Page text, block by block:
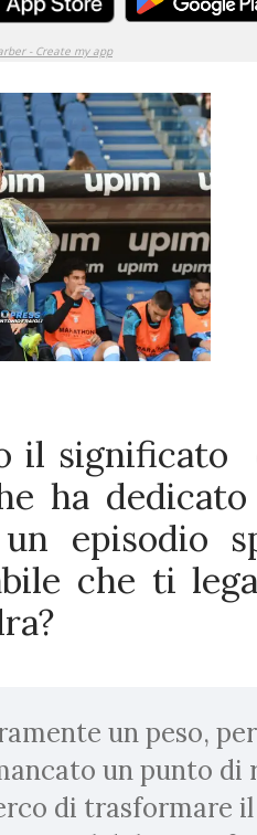
il significato
ha
un episodio
che ti
un peso,
un punto
di trasformare